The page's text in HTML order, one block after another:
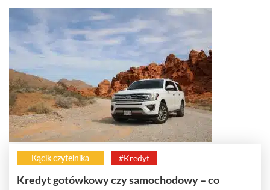
Kącik czytelnika #Kredyt
Kredyt gotówkowy czy samochodowy – co